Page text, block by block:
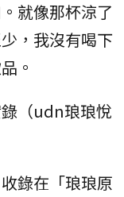
就像那杯涼了
，我沒有喝下
。
（udn琅琅悅
錄在「琅琅原